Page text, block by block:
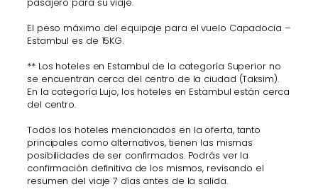
pasajero para su viaje.
El peso máximo del equipaje para el vuelo Capadocia –
Estambul es de 15KG.
** Los hoteles en Estambul de la categoría Superior no
se encuentran cerca del centro de la ciudad (Taksim).
En la categoría Lujo, los hoteles en Estambul están cerca
del centro.
Todos los hoteles mencionados en la oferta, tanto
principales como alternativos, tienen las mismas
posibilidades de ser confirmados. Podrás ver la
confirmación definitiva de los mismos, revisando el
resumen del viaje 7 días antes de la salida.